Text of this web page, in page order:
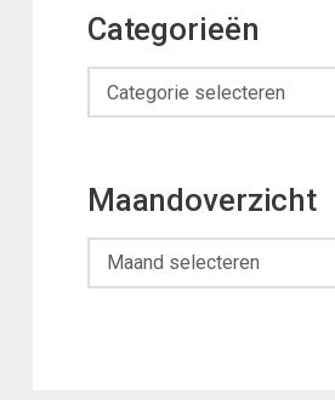
Categorieën
Categorieën
Maandoverzicht
Maandoverzicht